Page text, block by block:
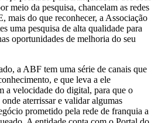
meio da pesquisa, chancelam as redes
mais do que reconhecer, a Associação
uma pesquisa de alta qualidade para
oportunidades de melhoria do seu
a ABF tem uma série de canais que
e que leva a ele
a velocidade do digital, para que o
aterrissar e validar algumas
prometido pela rede de franquia a